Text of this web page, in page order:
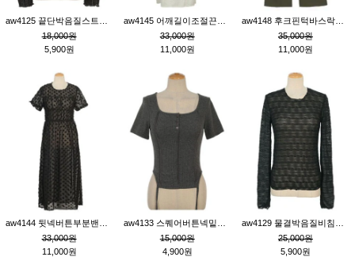
18,000원
5,900원
33,000원
11,000원
35,000원
11,000원
33,000원
11,000원
15,000원
4,900원
25,000원
5,900원